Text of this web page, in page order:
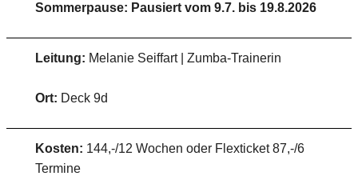
Sommerpause: Pausiert vom 9.7. bis 19.8.2026
Leitung: Melanie Seiffart | Zumba-Trainerin
Ort: Deck 9d
Kosten: 144,-/12 Wochen oder Flexticket 87,-/6
Termine